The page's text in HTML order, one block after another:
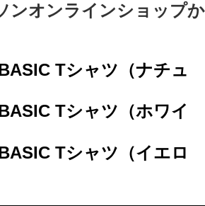
ンオンラインショップか
Tシャツ（ナチュ
Tシャツ（ホワイ
Tシャツ（イエロ